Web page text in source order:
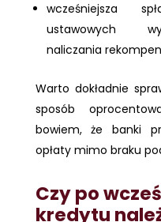
wcześniejsza
ustawowych
naliczania
Warto dokładnie
sposób
bowiem, że banki
opłaty mimo braku
Czy po
kredytu